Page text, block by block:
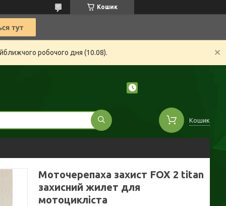
Кошик
робочого дня (10.08).
Кошик
Моточерепаха захист FOX 2 titan
захисний жилет для
мотоцикліста